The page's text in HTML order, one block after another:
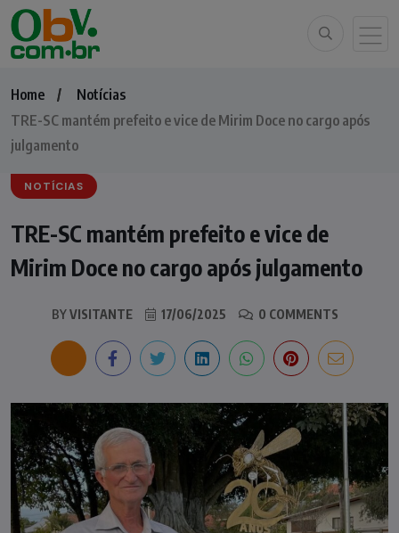
Home
Notícias
TRE-SC mantém prefeito e vice de Mirim Doce no cargo após
julgamento
NOTÍCIAS
TRE-SC mantém prefeito e vice de
Mirim Doce no cargo após julgamento
BYVISITANTE 17/06/2025 0 COMMENTS